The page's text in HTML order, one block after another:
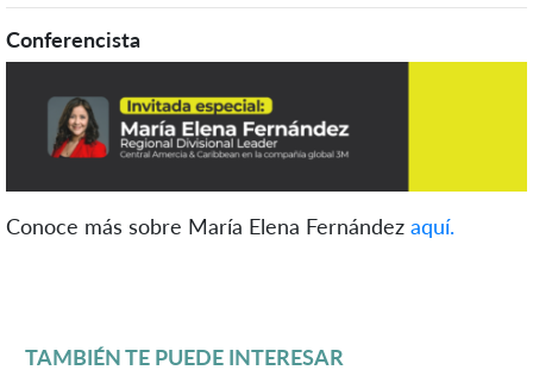
Conferencista
Conoce más sobre María Elena Fernández aquí.
TAMBIÉN TE PUEDE INTERESAR